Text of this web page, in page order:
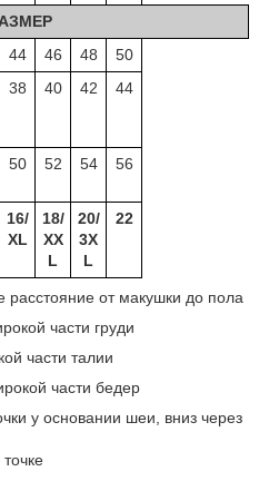
44 46 48
50
38 40 42 44
50 52 54 56
16/
XL
18/
XX
L
20/
3X
L
22
расстояние от макушки до пола
части груди
части талии
части бедер
у основании шеи, вниз через